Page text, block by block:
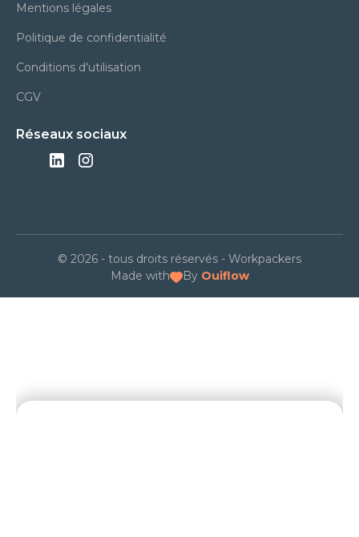
Mentions légales
Politique de confidentialité
Conditions d'utilisation
CGV
Réseaux sociaux
© 2026 - tous droits réservés - Workpackers
Made with
By Ouiflow